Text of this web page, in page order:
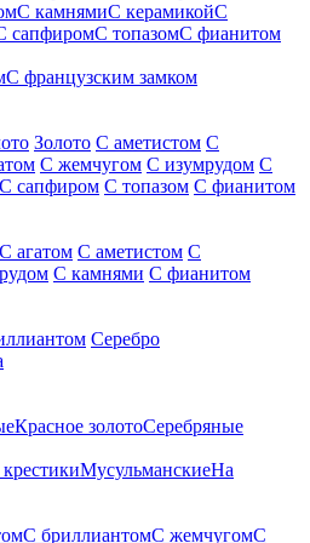
С камнямиС керамикойС
сапфиромС топазомС фианитом
С французским замком
Золото С аметистом С
С жемчугом С изумрудом С
С сапфиром С топазом С фианитом
С агатом С аметистом С
С камнями С фианитом
Серебро
Красное золотоСеребряные
МусульманскиеНа
С бриллиантомС жемчугомС